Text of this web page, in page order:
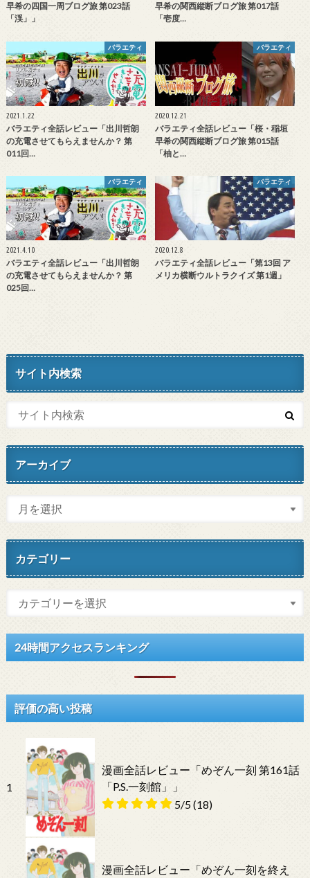
早希の四国一周ブログ旅 第023話
「渓」」
早希の関西縦断ブログ旅 第017話
「壱度…
バラエティ
2021.1.22
バラエティ全話レビュー「出川哲朗
の充電させてもらえませんか？ 第
011回…
バラエティ
2020.12.21
バラエティ全話レビュー「桜・稲垣
早希の関西縦断ブログ旅 第015話
「柚と…
バラエティ
2021.4.10
バラエティ全話レビュー「出川哲朗
の充電させてもらえませんか？ 第
025回…
バラエティ
2020.12.8
バラエティ全話レビュー「第13回 ア
メリカ横断ウルトラクイズ 第1週」
サイト内検索
アーカイブ
カテゴリー
24時間アクセスランキング
評価の高い投稿
1
漫画全話レビュー「めぞん一刻 第161話
「P.S.一刻館」」
5/5(18)
漫画全話レビュー「めぞん一刻を終え